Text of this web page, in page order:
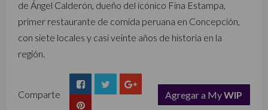
de Ángel Calderón, dueño del icónico Fina Estampa,
primer restaurante de comida peruana en Concepción,
con siete locales y casi veinte años de historia en la
región.
Comparte Agregar a MyWIP